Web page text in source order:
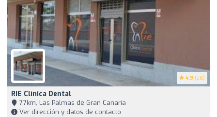
4.9 (28)
RIE Clínica Dental
7,7km, Las Palmas de Gran Canaria
Ver dirección y datos de contacto